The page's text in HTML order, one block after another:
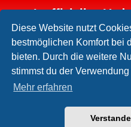
Diese Website nutzt
bestmöglichen Komfort bei
bieten. Durch die weitere
stimmst du der
Mehr erfahren
Inoffizielles
FAQ
Foren-Übersicht Offtopic
XMAS: On-Air-Design